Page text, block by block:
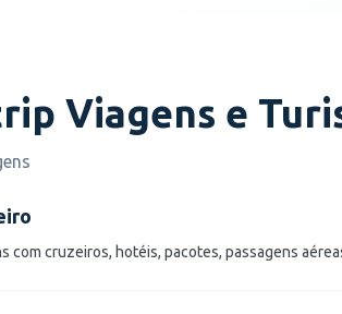
Viagens e
com cruzeiros, hotéis, pacotes, passagens